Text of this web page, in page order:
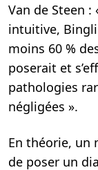
Van de Steen
intuitive,
moins 60 %
poserait et
pathologies
négligées ».
En théorie, un
de poser un